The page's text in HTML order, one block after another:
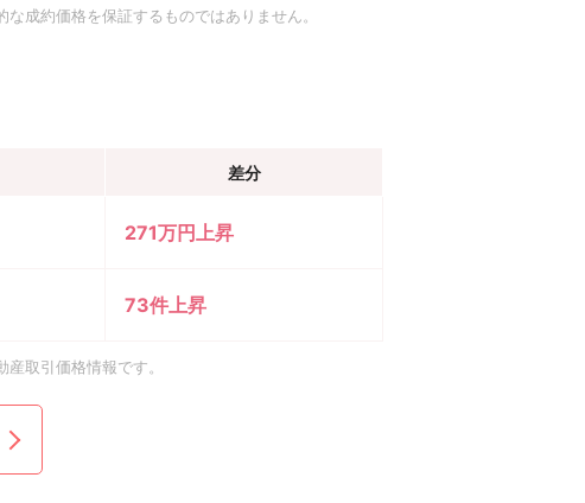
成約価格を保証するものではありません。
差分
271万円上昇
73件上昇
取引価格情報です。